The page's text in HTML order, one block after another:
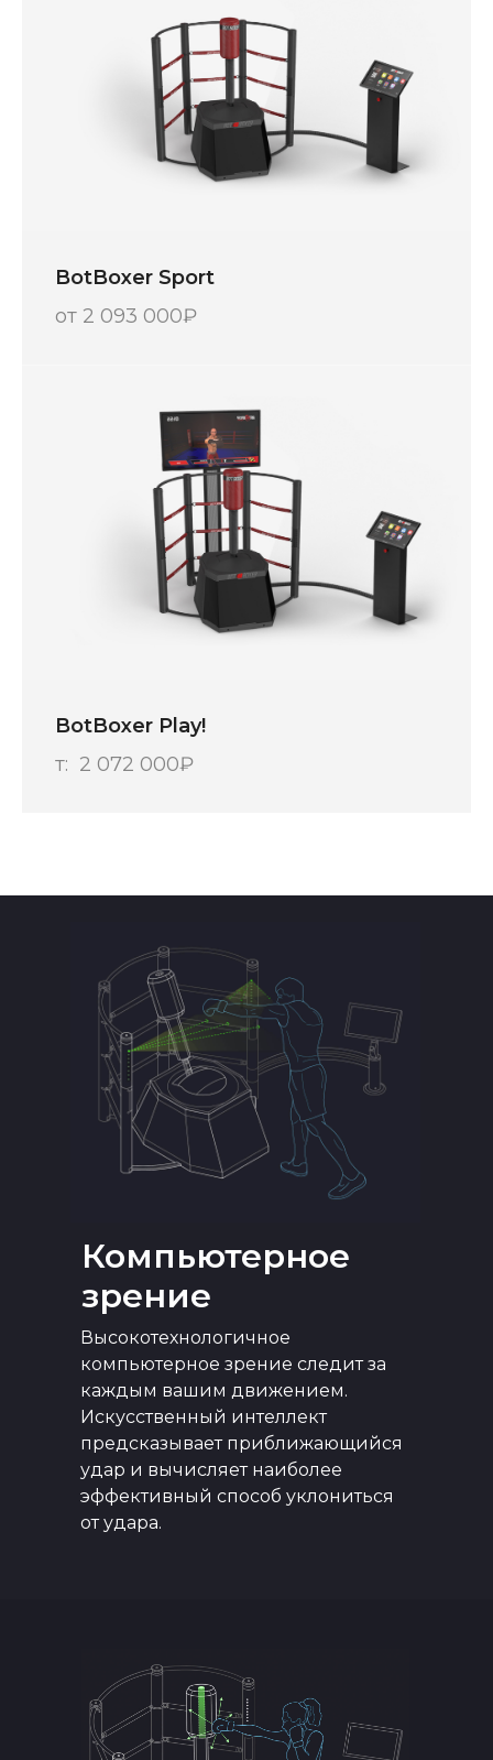
BotBoxer Sport
от 2 093 000₽
BotBoxer Play!
т: 2 072 000₽
Компьютерное
зрение
Высокотехнологичное
компьютерное зрение следит за
каждым вашим движением.
Искусственный интеллект
предсказывает приближающийся
удар и вычисляет наиболее
эффективный способ уклониться
от удара.